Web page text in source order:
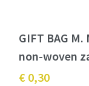
GIFT BAG
non-woven
€ 0,30